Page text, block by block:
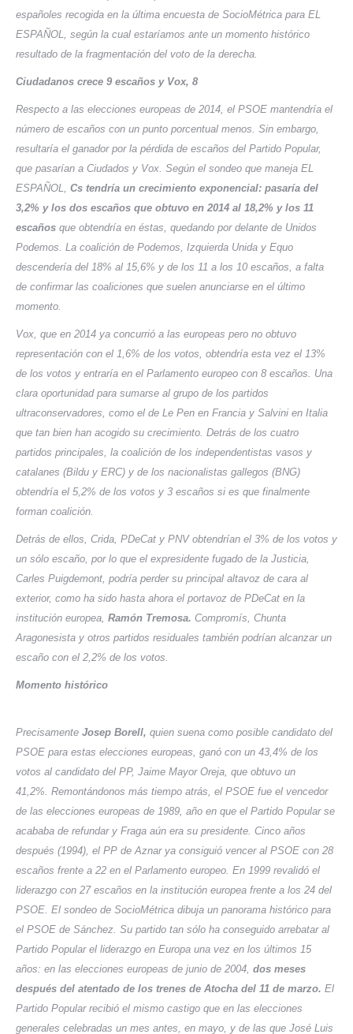
españoles recogida en la última encuesta de SocioMétrica para EL
ESPAÑOL, según la cual estaríamos ante un momento histórico
resultado de la fragmentación del voto de la derecha.
Ciudadanos crece 9 escaños y Vox, 8
Respecto a las elecciones europeas de 2014, el PSOE mantendría el
número de escaños con un punto porcentual menos. Sin embargo,
resultaría el ganador por la pérdida de escaños del Partido Popular,
que pasarían a Ciudados y Vox. Según el sondeo que maneja EL
ESPAÑOL, Cs tendría un crecimiento exponencial: pasaría del
3,2% y los dos escaños que obtuvo en 2014 al 18,2% y los 11
escaños que obtendría en éstas, quedando por delante de Unidos
Podemos. La coalición de Podemos, Izquierda Unida y Equo
descendería del 18% al 15,6% y de los 11 a los 10 escaños, a falta
de confirmar las coaliciones que suelen anunciarse en el último
momento.
Vox, que en 2014 ya concurrió a las europeas pero no obtuvo
representación con el 1,6% de los votos, obtendría esta vez el 13%
de los votos y entraría en el Parlamento europeo con 8 escaños. Una
clara oportunidad para sumarse al grupo de los partidos
ultraconservadores, como el de Le Pen en Francia y Salvini en Italia
que tan bien han acogido su crecimiento. Detrás de los cuatro
partidos principales, la coalición de los independentistas vasos y
catalanes (Bildu y ERC) y de los nacionalistas gallegos (BNG)
obtendría el 5,2% de los votos y 3 escaños si es que finalmente
forman coalición.
Detrás de ellos, Crida, PDeCat y PNV obtendrían el 3% de los votos y
un sólo escaño, por lo que el expresidente fugado de la Justicia,
Carles Puigdemont, podría perder su principal altavoz de cara al
exterior, como ha sido hasta ahora el portavoz de PDeCat en la
institución europea, Ramón Tremosa. Compromís, Chunta
Aragonesista y otros partidos residuales también podrían alcanzar un
escaño con el 2,2% de los votos.
Momento histórico
Precisamente Josep Borell, quien suena como posible candidato del
PSOE para estas elecciones europeas, ganó con un 43,4% de los
votos al candidato del PP, Jaime Mayor Oreja, que obtuvo un
41,2%. Remontándonos más tiempo atrás, el PSOE fue el vencedor
de las elecciones europeas de 1989, año en que el Partido Popular se
acababa de refundar y Fraga aún era su presidente. Cinco años
después (1994), el PP de Aznar ya consiguió vencer al PSOE con 28
escaños frente a 22 en el Parlamento europeo. En 1999 revalidó el
liderazgo con 27 escaños en la institución europea frente a los 24 del
PSOE. El sondeo de SocioMétrica dibuja un panorama histórico para
el PSOE de Sánchez. Su partido tan sólo ha conseguido arrebatar al
Partido Popular el liderazgo en Europa una vez en los últimos 15
años: en las elecciones europeas de junio de 2004, dos meses
después del atentado de los trenes de Atocha del 11 de marzo. El
Partido Popular recibió el mismo castigo que en las elecciones
generales celebradas un mes antes, en mayo, y de las que José Luis